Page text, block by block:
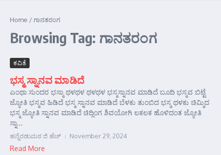
Home /ಗಾನತರಂಗ
Browsing Tag: ಗಾನತರಂಗ
ಕವಿತೆ
ಭಸ್ಮ ಸ್ನಾನವ ಮಾಡಿದೆ
ಎಂಥಾ ಸುಂದರ ಭಸ್ಮಾ ಥಳಥಳ ಥಳಥಳ ಭಸ್ಮಸ್ನಾನವ ಮಾಡಿದೆ ಬೂದಿ ಭಸ್ಮವ ಬಿಟ್ಟೆ
ಜ್ಯೋತಿ ಭಸ್ಮವ ಹಿಡಿದೆ ಭಸ್ಮ ಸ್ನಾನವ ಮಾಡಿದೆ ಬೆಳಕು ತುಂಬಿದ ಭಸ್ಮ ಥಳಕು ಚಿಮ್ಮಿದ
ಭಸ್ಮ ಜ್ಯೋತಿ ಸ್ನಾನವ ಮಾಡಿದೆ ಚಿದ್ಲಿಂಗ ಶಿವಯೋಗಿ ಲಕಲಕ ಹೊಳಿದಂತ ಜ್ಯೋತಿ
ಸ್ನಾ...
ಹನ್ನೆರಡುಮಠ ಜಿ ಹೆಚ್ November 29, 2024
Read More